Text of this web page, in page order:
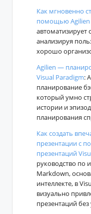
Как мгновенно
помощью Agilien
автоматизирует
анализируя
хорошо
Agilien —
Visual Paradigm:
планирование
который умно
истории и
планирования
Как создать
презентации с
презентаций
руководство по
Markdown,
интеллекте, в
визуально
презентаций без